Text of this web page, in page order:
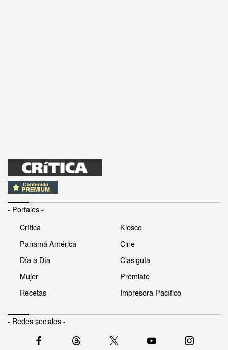
- Portales -
Crítica
Panamá América
Día a Día
Mujer
Recetas
Kiosco
Cine
Clasiguía
Prémiate
Impresora Pacífico
- Redes sociales -